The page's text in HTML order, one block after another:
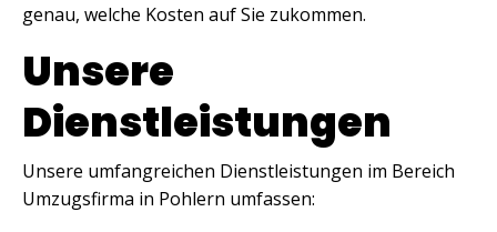
genau, welche Kosten auf Sie zukommen.
Unsere
Dienstleistungen
Unsere umfangreichen Dienstleistungen im Bereich
Umzugsfirma in Pohlern umfassen: